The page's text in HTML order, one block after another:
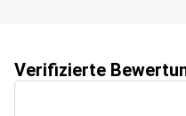
Verifizierte